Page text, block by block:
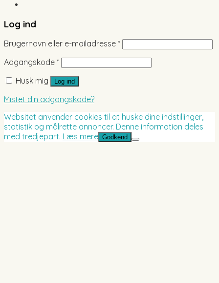
Log ind
Brugernavn eller e-mailadresse *
Adgangskode *
Husk mig
Log ind
Mistet din adgangskode?
Websitet anvender cookies til at huske dine indstillinger,
statistik og målrette annoncer. Denne information deles
med tredjepart. Læs mere Godkend